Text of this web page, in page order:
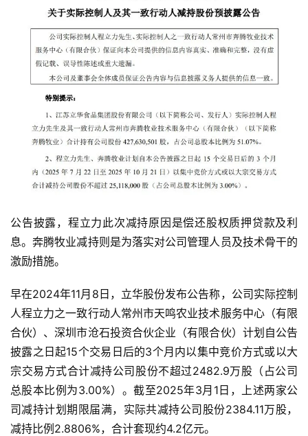
公告披露，程立力此次减持原因是偿还股权质押贷款及利
息。奔腾牧业减持则是为落实对公司管理人员及技术骨干的
激励措施。
早在2024年11月8日，立华股份发布公告称，公司实际控制
人程立力之一致行动人常州市天鸣农业技术服务中心（有限
合伙）、深圳市沧石投资合伙企业（有限合伙）计划自公告
披露之日起15个交易日后的3个月内以集中竞价方式或以大
宗交易方式合计减持公司股份不超过2482.9万股（占公司
总股本比例为3.00%）。截至2025年3月1日，上述两家公
司减持计划期限届满，实际共减持公司股份2384.11万股，
减持比例2.8806%，合计套现约4.2亿元。